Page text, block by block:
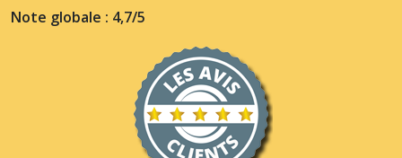
Note globale : 4,7/5